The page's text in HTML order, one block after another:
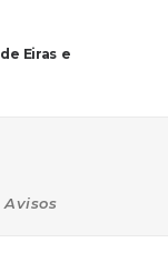
Eiras e
Avisos